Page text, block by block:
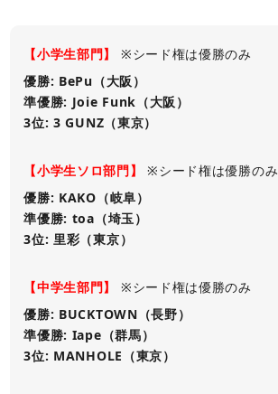
【小学生部門】
※シード権は優勝のみ
優勝: BePu（大阪）
準優勝: Joie Funk（大阪）
3位: 3 GUNZ（東京）
【小学生ソロ部門】
※シード権は優勝のみ
優勝: KAKO（岐阜）
準優勝: toa（埼玉）
3位: 里彩（東京）
【中学生部門】
※シード権は優勝のみ
優勝: BUCKTOWN（長野）
準優勝: Iape（群馬）
3位: MANHOLE（東京）